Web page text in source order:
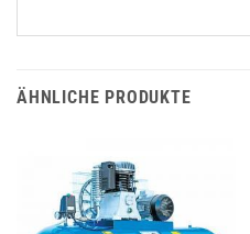
ÄHNLICHE PRODUKTE